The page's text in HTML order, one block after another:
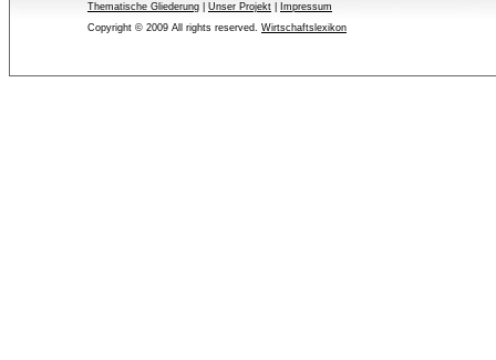
Thematische Gliederung Unser Projekt
Impressum
Copyright © 2009 All rights reserved. Wirtschaftslexikon